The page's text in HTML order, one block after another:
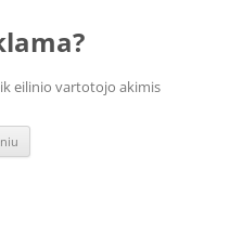
eilinio vartotojo akimis
Pereiti
turinio